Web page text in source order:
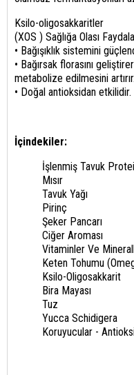
Ksilo-oligosakkaritler
(XOS ) Sağlığa Olası
• Bağışıklık sistemini
• Bağırsak florasını
metabolize edilmesini artırır.
• Doğal antioksidan etkilidir.
İçindekiler:
İşlenmiş Tavuk
Mısır
Tavuk Yağı
Pirinç
Şeker Pancarı
Ciğer Aroması
Vitaminler Ve
Keten Tohumu
Ksilo-Oligosakkarit
Bira Mayası
Tuz
Yucca Schidigera
Koruyucular -